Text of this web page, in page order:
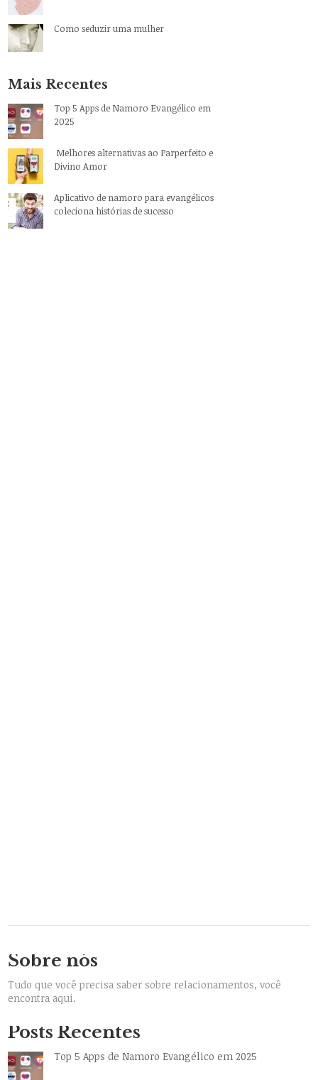
Como seduzir uma mulher
Mais Recentes
Top 5 Apps de Namoro Evangélico em
2025
Melhores alternativas ao Parperfeito e
Divino Amor
Aplicativo de namoro para evangélicos
coleciona histórias de sucesso
Sobre nós
Tudo que você precisa saber sobre relacionamentos, você
encontra aqui.
Posts Recentes
Top 5 Apps de Namoro Evangélico em 2025